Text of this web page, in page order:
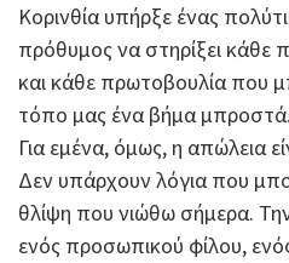
Κορινθία υπήρξε ένας
πρόθυμος να στηρίξει κάθε
και κάθε πρωτοβουλία που
τόπο μας ένα βήμα μπροστά.
Για εμένα, όμως, η απώλεια
Δεν υπάρχουν λόγια που
θλίψη που νιώθω σήμερα.
ενός προσωπικού φίλου,